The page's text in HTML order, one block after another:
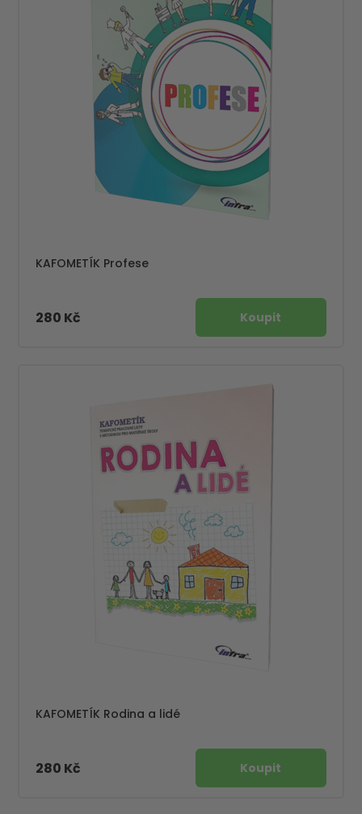
KAFOMETÍK Profese
280 Kč
KAFOMETÍK Rodina a lidé
280 Kč